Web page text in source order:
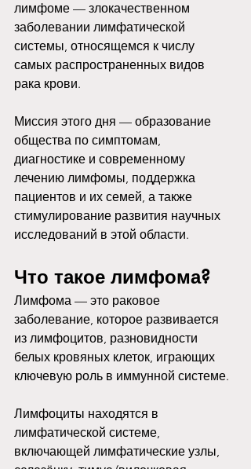
лимфоме — злокачественном
заболевании лимфатической
системы, относящемся к числу
самых распространенных видов
рака крови.
Миссия этого дня — образование
общества по симптомам,
диагностике и современному
лечению лимфомы, поддержка
пациентов и их семей, а также
стимулирование развития научных
исследований в этой области.
Что такое лимфома?
Лимфома — это раковое
заболевание, которое развивается
из лимфоцитов, разновидности
белых кровяных клеток, играющих
ключевую роль в иммунной системе.
Лимфоциты находятся в
лимфатической системе,
включающей лимфатические узлы,